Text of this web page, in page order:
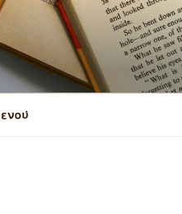
βιβλία και τη γνώση!